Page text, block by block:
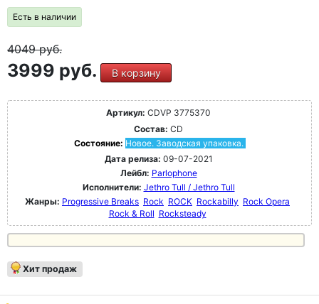
Есть в наличии
4049руб.
3999 руб. В корзину
Артикул: CDVP 3775370
Состав: CD
Состояние: Новое. Заводская упаковка.
Дата релиза: 09-07-2021
Лейбл: Parlophone
Исполнители: Jethro Tull / Jethro Tull
Жанры: Progressive Breaks Rock ROCK Rockabilly Rock Opera
Rock & Roll Rocksteady
Хит продаж